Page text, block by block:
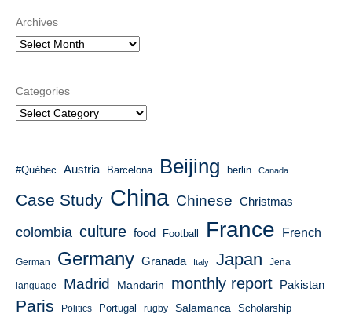
Archives
Categories
#Québec Austria Barcelona Beijing berlin Canada
Case Study China Chinese Christmas
colombia culture food Football France French
German Germany Granada Italy Japan Jena
language Madrid Mandarin monthly report Pakistan
Paris Politics Portugal rugby Salamanca Scholarship